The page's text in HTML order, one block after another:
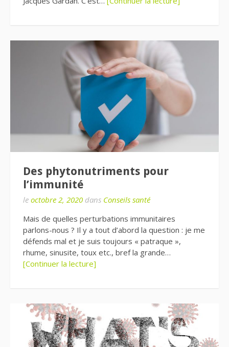
Des phytonutriments pour
l’immunité
le octobre 2, 2020 dans Conseils santé
Mais de quelles perturbations immunitaires
parlons-nous ? Il y a tout d’abord la question : je me
défends mal et je suis toujours « patraque »,
rhume, sinusite, toux etc., bref la grande…
[Continuer la lecture]